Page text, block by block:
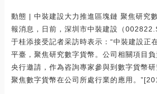
動態 | 中裝建設大力推進區塊鏈 聚焦研究
報消息，日前，深圳市中裝建設（
于桂添接受記者采訪時表示：“中裝建設正
平臺，聚焦研究數字貨幣。公司相關項目
央行邀請，作為咨詢專家參與到數字貨幣
聚焦數字貨幣在公司所處行業的應用。